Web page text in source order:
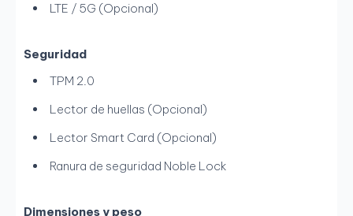
LTE / 5G (Opcional)
Seguridad
TPM 2.0
Lector de huellas (Opcional)
Lector Smart Card (Opcional)
Ranura de seguridad Noble Lock
Dimensiones y peso